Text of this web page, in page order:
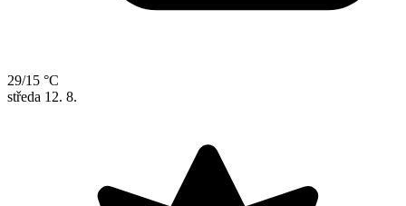
29/15 °C
středa 12. 8.